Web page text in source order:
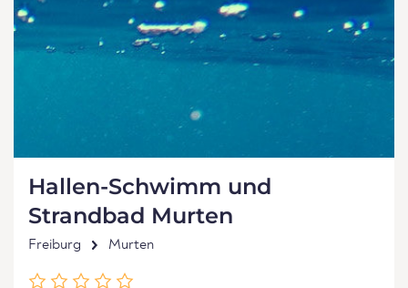
Hallen-Schwimm und
Strandbad Murten
Freiburg Murten